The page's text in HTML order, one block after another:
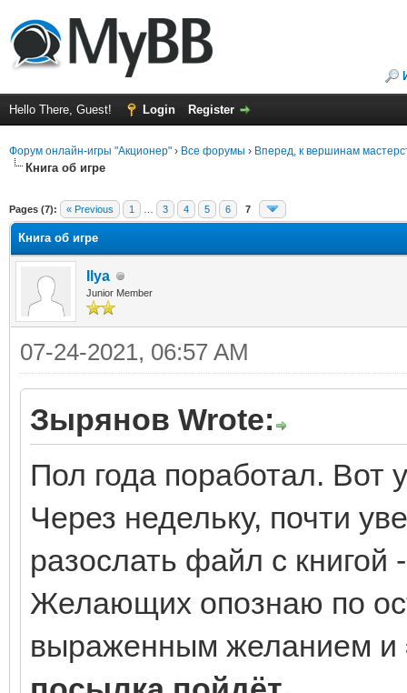
Hello There, Guest! Login Register
Форум онлайн-игры "Акционер" › Все форумы › Вперед, к вершинам
Книга об игре
Pages (7): « Previous 1 3 4 5 6 7
Книга об игре
Ilya
Junior Member
07-24-2021, 06:57 AM
Зырянов Wrote:
Пол года поработал.
Через недельку, почти
разослать файл с книгой
Желающих опознаю по
выраженным желанием и